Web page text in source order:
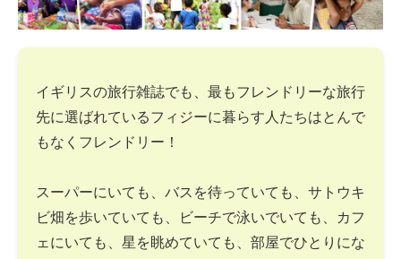
イギリスの旅行雑誌でも、最もフレンドリーな旅行
先に選ばれているフィジーに暮らす人たちはとんで
もなくフレンドリー！
スーパーにいても、バスを待っていても、サトウキ
ビ畑を歩いていても、ビーチで泳いでいても、カフ
ェにいても、星を眺めていても、部屋でひとりにな